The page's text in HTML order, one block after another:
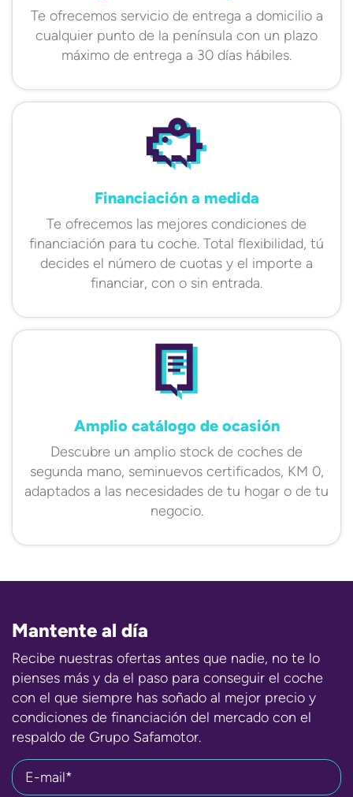
Te ofrecemos servicio de entrega a domicilio a
cualquier punto de la península con un plazo
máximo de entrega a 30 días hábiles.
Financiación a medida
Te ofrecemos las mejores condiciones de
financiación para tu coche. Total flexibilidad, tú
decides el número de cuotas y el importe a
financiar, con o sin entrada.
Amplio catálogo de ocasión
Descubre un amplio stock de coches de
segunda mano, seminuevos certificados, KM 0,
adaptados a las necesidades de tu hogar o de tu
negocio.
Mantente al día
Recibe nuestras ofertas antes que nadie, no te lo
pienses más y da el paso para conseguir el coche
con el que siempre has soñado al mejor precio y
condiciones de financiación del mercado con el
respaldo de Grupo Safamotor.
E-mail*